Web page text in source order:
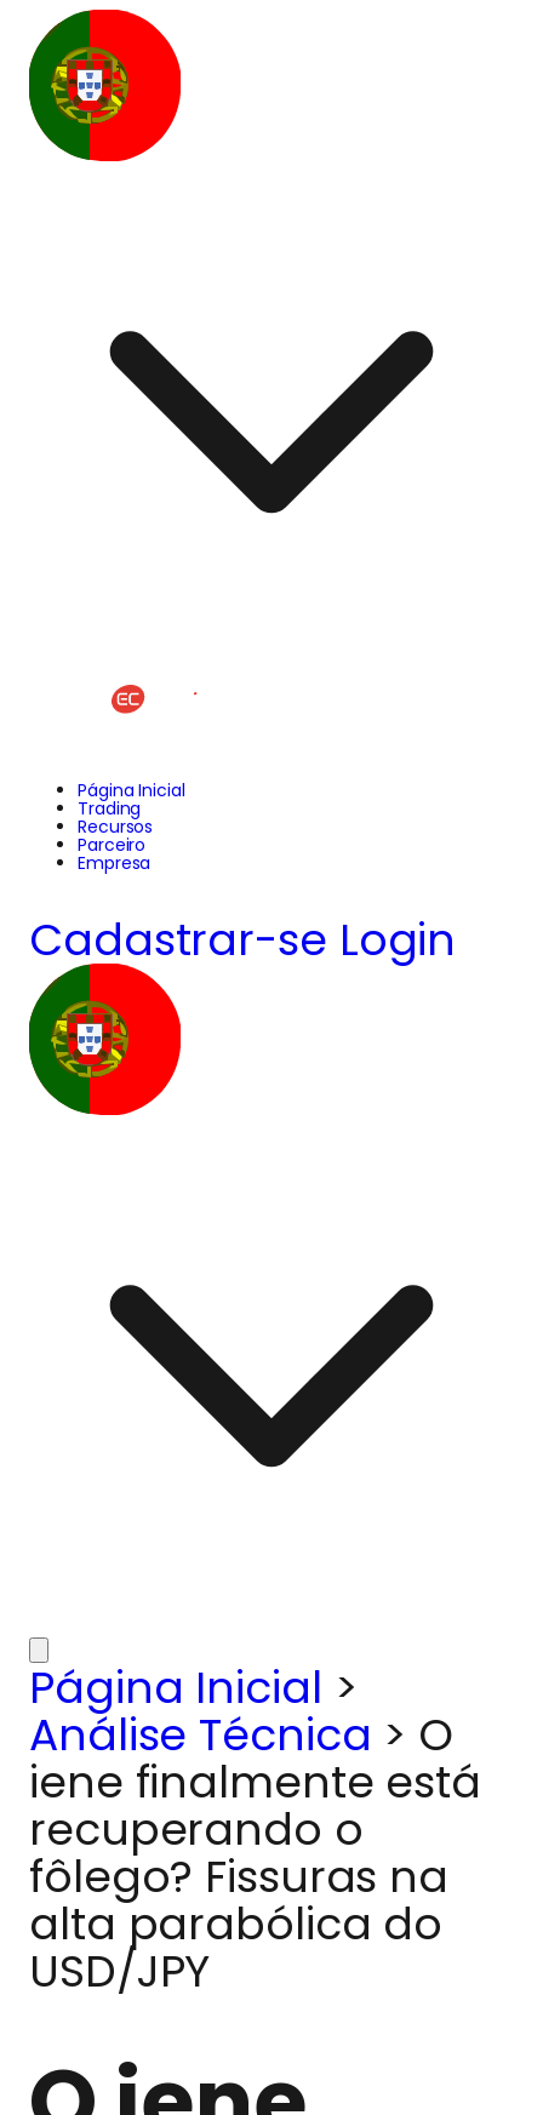
Página Inicial
Trading
Recursos
Parceiro
Empresa
Cadastrar-se Login
Página Inicial >
Análise Técnica > O
iene finalmente está
recuperando o
fôlego? Fissuras na
alta parabólica do
USD/JPY